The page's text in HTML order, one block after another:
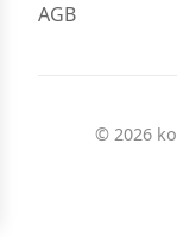
AGB
© 2026